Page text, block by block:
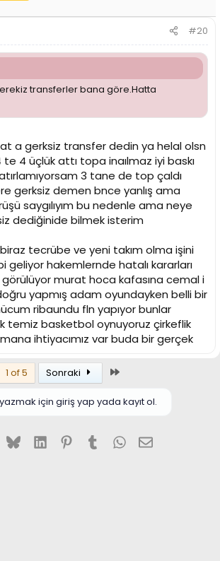
#20
transferler bana göre.Hatta
a gerksiz transfer dedin ya helal olsn
4 üçlük attı topa inaılmaz iyi baskı
3 tane de top çaldı
gerksiz demen bnce yanlış ama
saygılıyım bu nedenle ama neye
dediğinide bilmek isterim
tecrübe ve yeni takım olma işini
geliyor hakemlernde hatalı kararları
murat hoca kafasına cemal i
yapmış adam oyundayken belli bir
ribaundu fln yapıyor bunlar
temiz basketbol oynuyoruz çirkeflik
ihtiyacımız var buda bir gerçek
1 of 5 Sonraki
için giriş yap yada kayıt ol.
X (Twitter)
BlueskyLinkedInPinterest
TumblrWhatsApp
E-posta